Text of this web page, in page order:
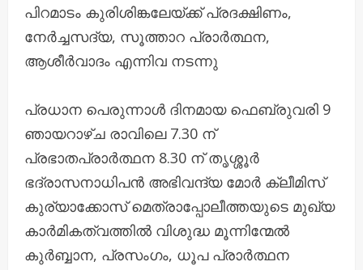
പിറമാടം കുരിശിങ്കലേയ്ക്ക് പ്രദക്ഷിണം,
നേർച്ചസദ്യ, സൂത്താറ പ്രാർത്ഥന,
ആശീർവാദം എന്നിവ നടന്നു
പ്രധാന പെരുന്നാൾ ദിനമായ ഫെബ്രുവരി 9
ഞായറാഴ്ച രാവിലെ 7.30 ന്
പ്രഭാതപ്രാർത്ഥന 8.30 ന് തൃശ്ശൂർ
ഭദ്രാസനാധിപൻ അഭിവന്ദ്യ മോർ ക്ലീമിസ്
കുര്യാക്കോസ് മെത്രാപ്പോലീത്തയുടെ മുഖ്യ
കാർമികത്വത്തിൽ വിശുദ്ധ മൂന്നിന്മേൽ
കുർബ്ബാന, പ്രസംഗം, ധൂപ പ്രാർത്ഥന